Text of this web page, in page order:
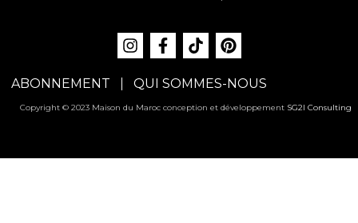
ABONNEMENT QUI SOMMES-NOUS
Copyright © 2023 Maison du Maroc conception et développement SG2I Consulting